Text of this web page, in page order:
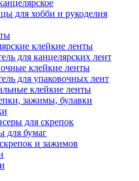
для хобби и рукоделия
клейкие ленты
для канцелярских лент
клейкие ленты
для упаковочных лент
клейкие ленты
зажимы, булавки
для скрепок
для бумаг
и зажимов